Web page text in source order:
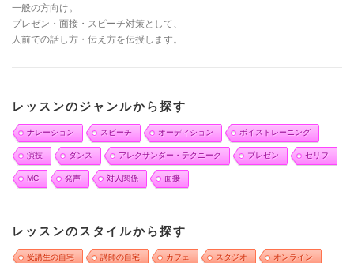
一般の方向け。
プレゼン・面接・スピーチ対策として、
人前での話し方・伝え方を伝授します。
レッスンのジャンルから探す
ナレーション スピーチ オーディション ボイストレーニング
演技 ダンス アレクサンダー・テクニーク プレゼン セリフ
MC 発声 対人関係 面接
レッスンのスタイルから探す
受講生の自宅 講師の自宅 カフェ スタジオ オンライン